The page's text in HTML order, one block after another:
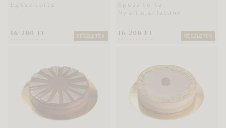
Egész torta
16 200 Ft RÉSZLETEK
Egész torta
Nyári ajánlatunk
16 200 Ft RÉSZLETEK